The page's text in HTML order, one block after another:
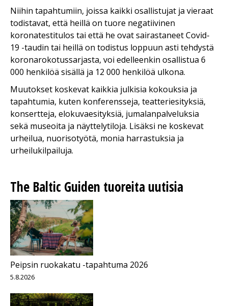
Niihin tapahtumiin, joissa kaikki osallistujat ja vieraat
todistavat, että heillä on tuore negatiivinen
koronatestitulos tai että he ovat sairastaneet Covid-
19 -taudin tai heillä on todistus loppuun asti tehdystä
koronarokotussarjasta, voi edelleenkin osallistua 6
000 henkilöä sisällä ja 12 000 henkilöä ulkona.
Muutokset koskevat kaikkia julkisia kokouksia ja
tapahtumia, kuten konferensseja, teatteriesityksiä,
konsertteja, elokuvaesityksiä, jumalanpalveluksia
sekä museoita ja näyttelytiloja. Lisäksi ne koskevat
urheilua, nuorisotyötä, monia harrastuksia ja
urheilukilpailuja.
The Baltic Guiden tuoreita uutisia
Peipsin ruokakatu -tapahtuma 2026
5.8.2026